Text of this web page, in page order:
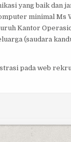
yang baik dan
minimal Ms
Kantor
(saudara
pada web